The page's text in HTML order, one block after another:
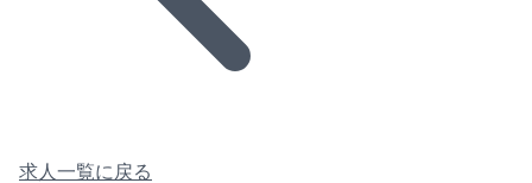
求人一覧に戻る